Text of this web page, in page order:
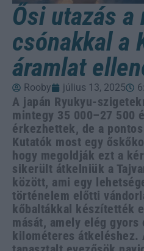
Ősi utazás
csónakkal a
áramlat
Rooby július 13, 2025
A japán Ryukyu-
mintegy 35 000–27 500
érkezhettek, de a
Kutatók most egy
hogy megoldják ezt a
sikerült átkelniük a
között, ami egy
történelem előtti
kőbaltákkal készítették
mását, amely elég
kilométeres átkeléshez.